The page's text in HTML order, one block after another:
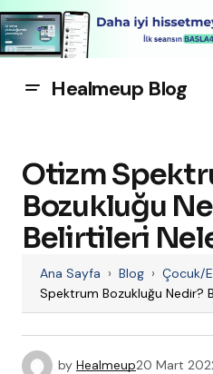
Healmeup Blog
Otizm
Bozukluğu
Belirtileri
Ana Sayfa › Blog › Çocuk/
Spektrum Bozukluğu Nedir?
by Healmeup20 Mart